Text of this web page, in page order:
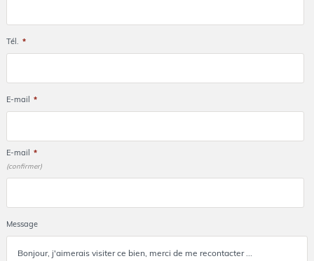
Tél. *
E-mail *
E-mail *
(confirmer)
Message